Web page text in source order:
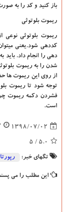
باز کنید و کد را به
ریموت بلوتوثی
ریموت بلوتوثی نوعی
کددهی شود.یعنی
دهی را انجام داد. باید
شدن را به ریموت
از روی این ریموت ها
توجه شود تا ریموت
فشردن دکمه ریموت
است.
1398/07/02
5.0
/ 5
تگهای خبر:
این مطلب را می